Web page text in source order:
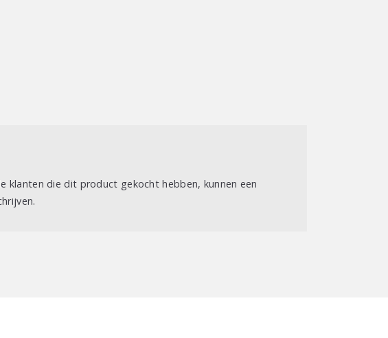
klanten die dit product gekocht hebben, kunnen een